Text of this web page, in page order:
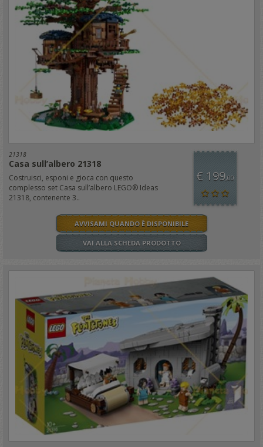
21318
Casa sull’albero 21318
Costruisci, esponi e gioca con questo
complesso set Casa sull’albero LEGO® Ideas
21318, contenente 3..
€ 199,00
AVVISAMI QUANDO È DISPONIBILE
VAI ALLA SCHEDA PRODOTTO